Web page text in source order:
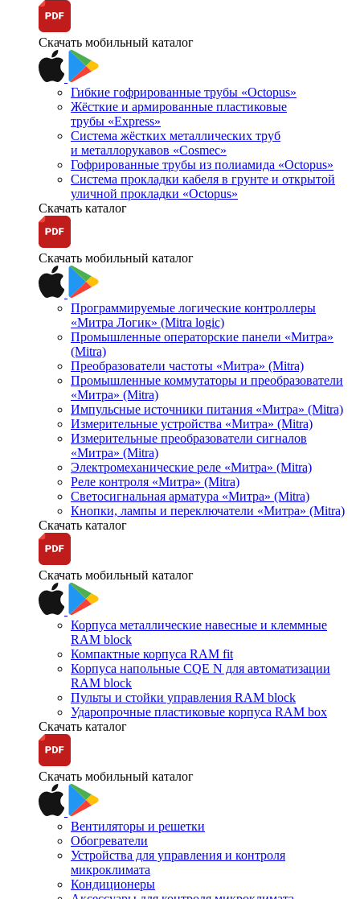
Скачать мобильный каталог
Гибкие гофрированные трубы «Octopus»
Жёсткие и армированные пластиковые
трубы «Express»
Система жёстких металлических труб
и металлорукавов «Cosmec»
Гофрированные трубы из полиамида «Octopus»
Система прокладки кабеля в грунте и открытой
уличной прокладки «Octopus»
Скачать каталог
Скачать мобильный каталог
Программируемые логические контроллеры
«Митра Логик» (Mitra logic)
Промышленные операторские панели «Митра»
(Mitra)
Преобразователи частоты «Митра» (Mitra)
Промышленные коммутаторы и преобразователи
«Митра» (Mitra)
Импульсные источники питания «Митра» (Mitra)
Измерительные устройства «Митра» (Mitra)
Измерительные преобразователи сигналов
«Митра» (Mitra)
Электромеханические реле «Митра» (Mitra)
Реле контроля «Митра» (Mitra)
Светосигнальная арматура «Митра» (Mitra)
Кнопки, лампы и переключатели «Митра» (Mitra)
Скачать каталог
Скачать мобильный каталог
Корпуса металлические навесные и клеммные
RAM block
Компактные корпуса RAM fit
Корпуса напольные CQE N для автоматизации
RAM block
Пульты и стойки управления RAM block
Ударопрочные пластиковые корпуса RAM box
Скачать каталог
Скачать мобильный каталог
Вентиляторы и решетки
Обогреватели
Устройства для управления и контроля
микроклимата
Кондиционеры